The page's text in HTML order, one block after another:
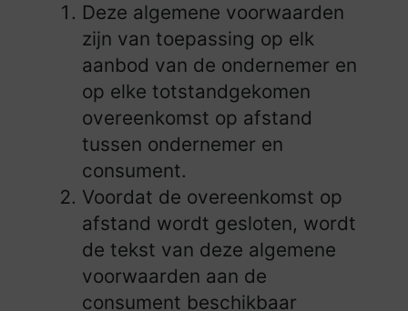
Deze algemene voorwaarden
zijn van toepassing op elk
aanbod van de ondernemer en
op elke totstandgekomen
overeenkomst op afstand
tussen ondernemer en
consument.
Voordat de overeenkomst op
afstand wordt gesloten, wordt
de tekst van deze algemene
voorwaarden aan de
consument beschikbaar